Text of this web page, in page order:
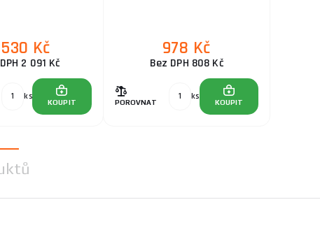
Kč
2 091 Kč
ks
KOUPIT
978 Kč
Bez DPH 808 Kč
POROVNAT
ks
KOUPIT